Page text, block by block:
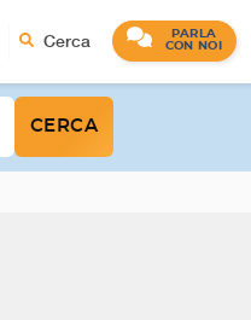
Cerca
PARLA
CON NOI
CERCA